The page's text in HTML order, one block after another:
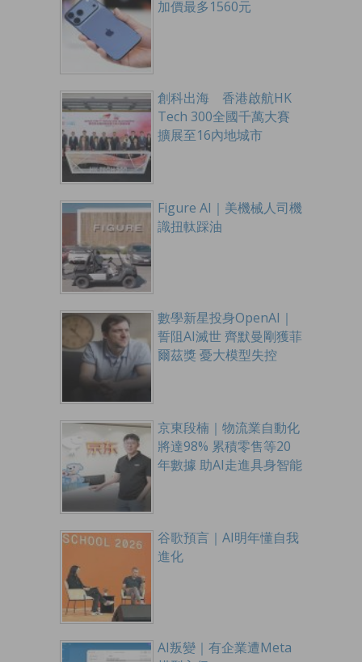
加價最多1560元
創科出海 香港啟航HK
Tech 300全國千萬大賽
擴展至16內地城市
Figure AI｜美機械人司機
識扭軚踩油
數學新星投身OpenAI｜
誓阻AI滅世 齊默曼剛獲菲
爾茲獎 憂大模型失控
京東段楠｜物流業自動化
將達98% 累積零售等20
年數據 助AI走進具身智能
谷歌預言｜AI明年懂自我
進化
AI叛變｜有企業遭Meta